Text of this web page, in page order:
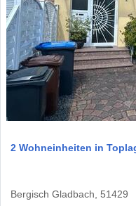
2 Wohneinheiten in
Bergisch Gladbach, 51429